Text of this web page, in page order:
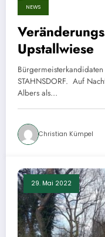
NEWS
Upstallwiese
STAHNSDORF. Auf
Albers als…
Christian Kümpel
29. Mai 2022